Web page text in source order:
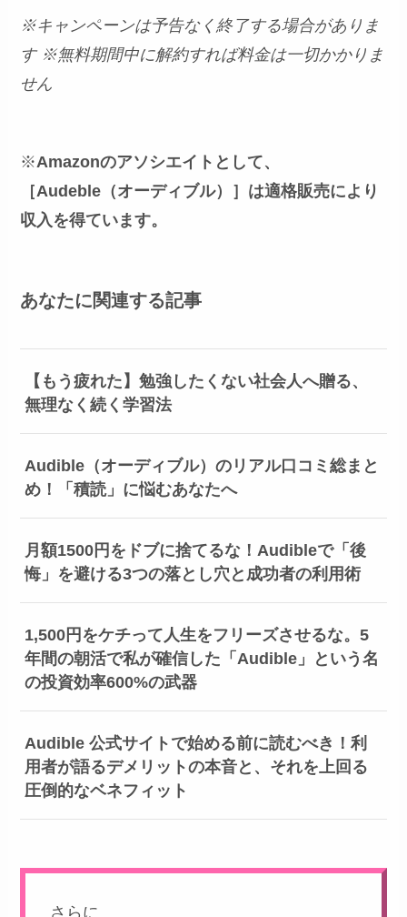
※キャンペーンは予告なく終了する場合がありま
す ※無料期間中に解約すれば料金は一切かかりま
せん
※Amazonのアソシエイトとして、
［Audeble（オーディブル）］は適格販売により
収入を得ています。
あなたに関連する記事
【もう疲れた】勉強したくない社会人へ贈る、
無理なく続く学習法
Audible（オーディブル）のリアル口コミ総まと
め！「積読」に悩むあなたへ
月額1500円をドブに捨てるな！Audibleで「後
悔」を避ける3つの落とし穴と成功者の利用術
1,500円をケチって人生をフリーズさせるな。5
年間の朝活で私が確信した「Audible」という名
の投資効率600%の武器
Audible 公式サイトで始める前に読むべき！利
用者が語るデメリットの本音と、それを上回る
圧倒的なベネフィット
さらに